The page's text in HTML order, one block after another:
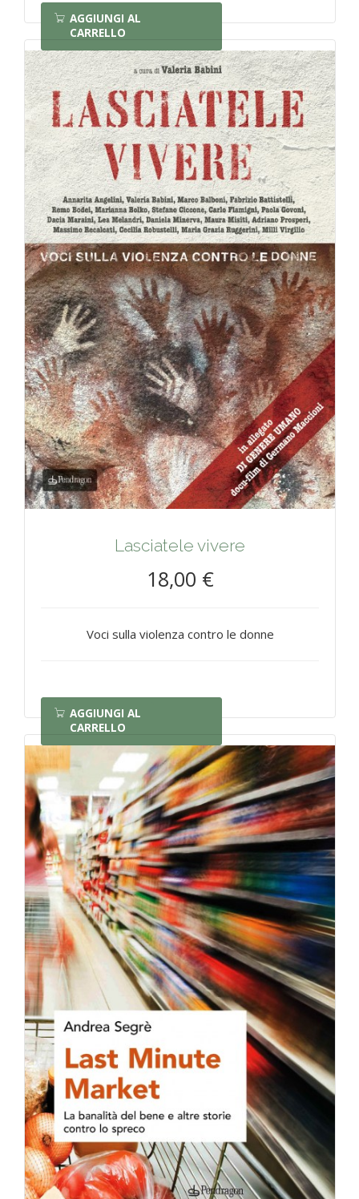
AGGIUNGI AL
CARRELLO
Lasciatele vivere
18,00 €
Voci sulla violenza contro le donne
AGGIUNGI AL
CARRELLO